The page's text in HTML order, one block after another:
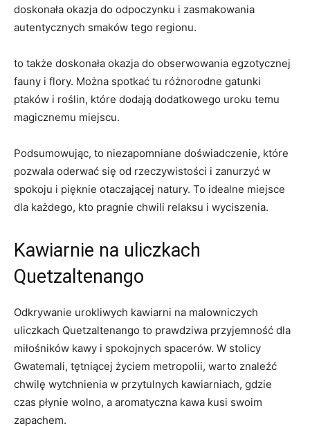
doskonała okazja do odpoczynku i zasmakowania
autentycznych smaków tego⁢ regionu.
to także doskonała ⁢okazja do obserwowania egzotycznej
fauny i‍ flory. Można spotkać ⁣tu różnorodne gatunki
ptaków i roślin, które dodają dodatkowego uroku ‌temu
magicznemu miejscu.
Podsumowując, ‌to niezapomniane doświadczenie, które
pozwala oderwać się od‍ rzeczywistości ⁣i zanurzyć w
spokoju ⁢i pięknie otaczającej natury. To idealne ​miejsce⁣
dla każdego, ​kto⁤ pragnie⁤ chwili relaksu‍ i ‌wyciszenia.
Kawiarnie na​ uliczkach
Quetzaltenango
Odkrywanie urokliwych kawiarni ⁣na malowniczych
uliczkach Quetzaltenango to ⁤prawdziwa​ przyjemność⁢ dla
miłośników kawy‍ i spokojnych spacerów. ‌W stolicy
Gwatemali, tętniącej życiem metropolii, warto znaleźć
chwilę ⁣wytchnienia ⁤w przytulnych ‍kawiarniach, gdzie
czas⁤ płynie wolno, a​ aromatyczna kawa‌ kusi swoim⁣
zapachem.